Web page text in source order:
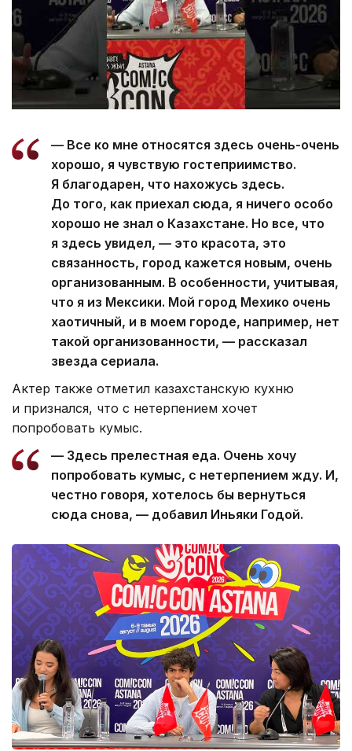
— Все ко мне относятся здесь очень-очень
хорошо, я чувствую гостеприимство.
Я благодарен, что нахожусь здесь.
До того, как приехал сюда, я ничего особо
хорошо не знал о Казахстане. Но все, что
я здесь увидел, — это красота, это
связанность, город кажется новым, очень
организованным. В особенности, учитывая,
что я из Мексики. Мой город Мехико очень
хаотичный, и в моем городе, например, нет
такой организованности, — рассказал
звезда сериала.
Актер также отметил казахстанскую кухню
и признался, что с нетерпением хочет
попробовать кумыс.
— Здесь прелестная еда. Очень хочу
попробовать кумыс, с нетерпением жду. И,
честно говоря, хотелось бы вернуться
сюда снова, — добавил Иньяки Годой.